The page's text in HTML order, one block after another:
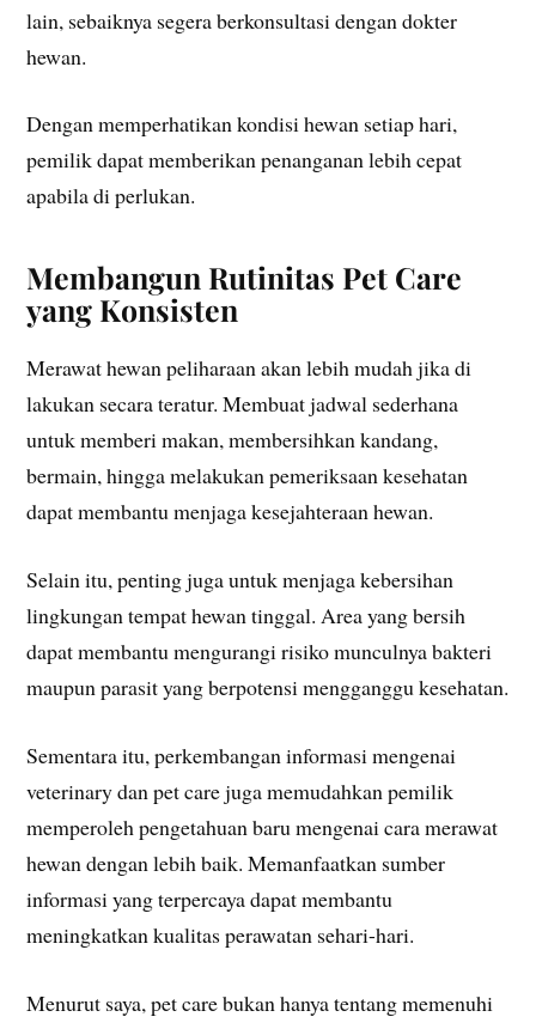
lain, sebaiknya segera berkonsultasi dengan dokter
hewan.
Dengan memperhatikan kondisi hewan setiap hari,
pemilik dapat memberikan penanganan lebih cepat
apabila di perlukan.
Membangun Rutinitas Pet Care
yang Konsisten
Merawat hewan peliharaan akan lebih mudah jika di
lakukan secara teratur. Membuat jadwal sederhana
untuk memberi makan, membersihkan kandang,
bermain, hingga melakukan pemeriksaan kesehatan
dapat membantu menjaga kesejahteraan hewan.
Selain itu, penting juga untuk menjaga kebersihan
lingkungan tempat hewan tinggal. Area yang bersih
dapat membantu mengurangi risiko munculnya bakteri
maupun parasit yang berpotensi mengganggu kesehatan.
Sementara itu, perkembangan informasi mengenai
veterinary dan pet care juga memudahkan pemilik
memperoleh pengetahuan baru mengenai cara merawat
hewan dengan lebih baik. Memanfaatkan sumber
informasi yang terpercaya dapat membantu
meningkatkan kualitas perawatan sehari-hari.
Menurut saya, pet care bukan hanya tentang memenuhi